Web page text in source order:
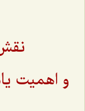
و اهمیت